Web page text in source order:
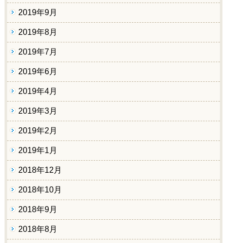
2019年9月
2019年8月
2019年7月
2019年6月
2019年4月
2019年3月
2019年2月
2019年1月
2018年12月
2018年10月
2018年9月
2018年8月